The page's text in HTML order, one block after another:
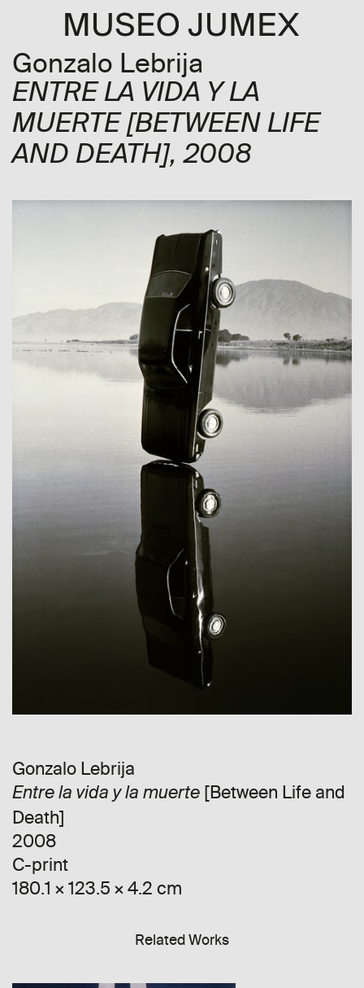
Gonzalo Lebrija
ENTRE LA VIDA Y LA
MUERTE [BETWEEN LIFE
AND DEATH], 2008
Gonzalo Lebrija
Entre la vida y la muerte [Between Life and
Death]
2008
C-print
180.1 × 123.5 × 4.2 cm
Related Works